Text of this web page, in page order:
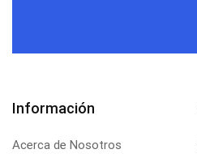
Información
Acerca de Nosotros